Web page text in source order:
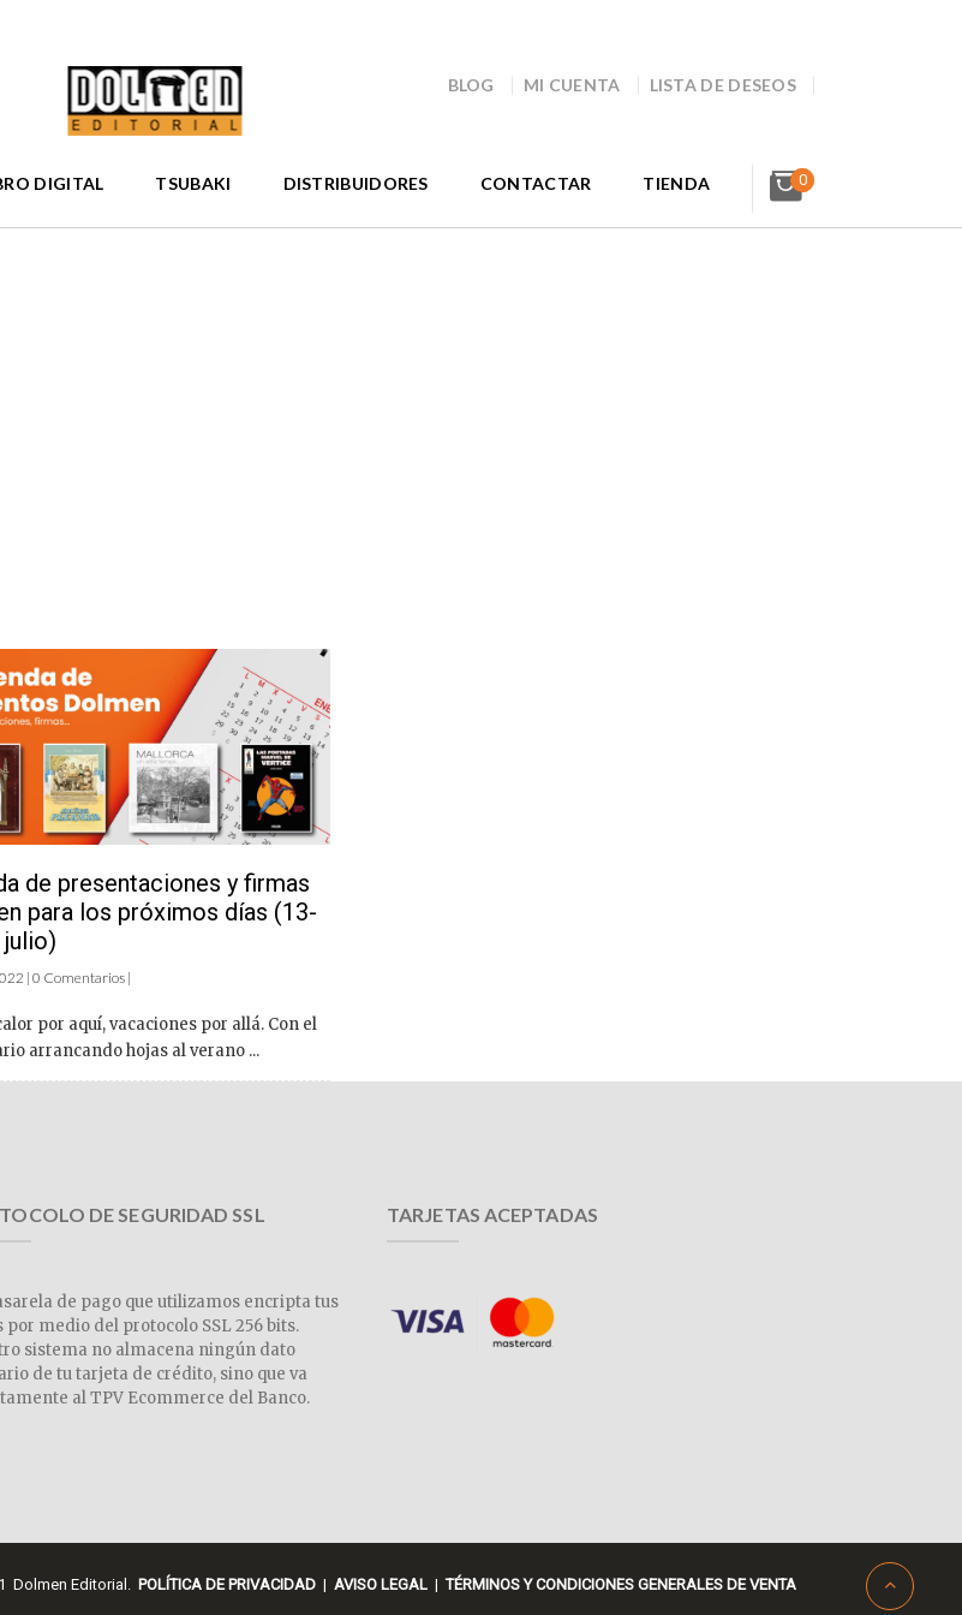
BLOG MI CUENTA LISTA DE DESEOS
DIGITAL TSUBAKI DISTRIBUIDORES CONTACTAR TIENDA 0
de presentaciones y firmas
para los próximos días (13-
julio)
| 0 Comentarios |
por aquí, vacaciones por allá. Con el
arrancando hojas al verano ...
DE SEGURIDAD SSL
de pago que utilizamos encripta tus
por medio del protocolo SSL 256 bits.
sistema no almacena ningún dato
de tu tarjeta de crédito, sino que va
al TPV Ecommerce del Banco.
TARJETAS ACEPTADAS
Dolmen Editorial. POLÍTICA DE PRIVACIDAD | AVISO LEGAL |TÉRMINOS Y CONDICIONES GENERALES DE VENTA